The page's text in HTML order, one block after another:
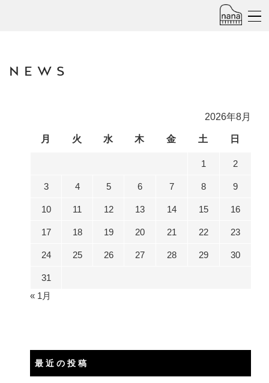
NEWS
2026年8月
月 火 水 木 金 土 日
1 2
3 4 5 6 7 8 9
10 11 12 13 14 15 16
17 18 19 20 21 22 23
24 25 26 27 28 29 30
31
« 1月
最近の投稿